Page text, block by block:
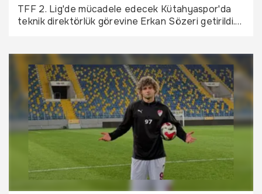
TFF 2. Lig'de mücadele edecek Kütahyaspor'da
teknik direktörlük görevine Erkan Sözeri getirildi.
hem de Kütahyaspor taraftarına heyecan
yaşatacak bir kadro oluşturmak istediklerini ifade
etti.